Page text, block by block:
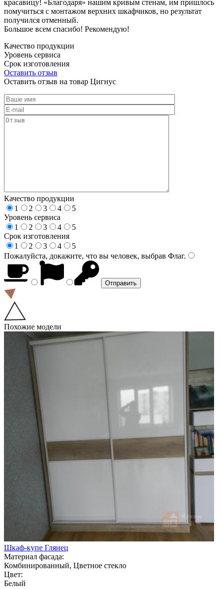
красавицу! «Благодаря» нашим кривым стенам, им пришлось
помучиться с монтажом верхних шкафчиков, но результат
получился отменный.
Большое всем спасибо! Рекомендую!
Качество продукции
Уровень сервиса
Срок изготовления
Оставить отзыв
Оставить отзыв на товар Цигнус
Качество продукции
1
2 3 4
5
Уровень сервиса
1
2 3 4
5
Срок изготовления
1
2 3 4
5
Пожалуйста, докажите, что вы человек, выбрав Флаг.
Похожие модели
Шкаф-купе Глянец
Материал фасада:
Комбинированный, Цветное стекло
Цвет:
Белый